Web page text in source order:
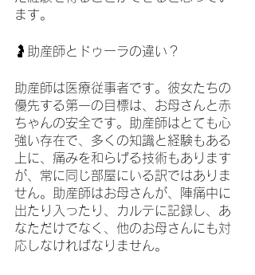
ます。
🤰助産師とドゥーラの違い？
助産師は医療従事者です。彼女たちの
優先する第一の目標は、お母さんと赤
ちゃんの安全です。助産師はとても心
強い存在で、多くの知識と経験もある
上に、痛みを和らげる技術もあります
が、常に同じ部屋にいる訳ではありま
せん。助産師はお母さんが、陣痛中に
出たり入ったり、カルテに記録し、あ
なただけでなく、他のお母さんにも対
応しなければなりません。